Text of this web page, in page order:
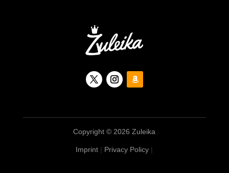
Copyright © 2026 Zuleika
Imprint | Privacy Policy |